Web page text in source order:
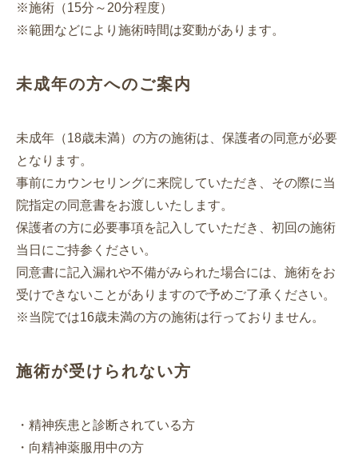
※施術（15分～20分程度）
※範囲などにより施術時間は変動があります。
未成年の方へのご案内
未成年（18歳未満）の方の施術は、保護者の同意が必要
となります。
事前にカウンセリングに来院していただき、その際に当
院指定の同意書をお渡しいたします。
保護者の方に必要事項を記入していただき、初回の施術
当日にご持参ください。
同意書に記入漏れや不備がみられた場合には、施術をお
受けできないことがありますので予めご了承ください。
※当院では16歳未満の方の施術は行っておりません。
施術が受けられない方
・精神疾患と診断されている方
・向精神薬服用中の方